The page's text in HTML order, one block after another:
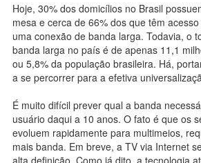
Hoje, 30% dos domicílios no Brasil
mesa e cerca de 66% dos que têm
uma conexão de banda larga. Todavia, o
banda larga no país é de apenas 11,1
ou 5,8% da população brasileira. Há,
a se percorrer para a efetiva
É muito difícil prever qual a banda
usuário daqui a 10 anos. O fato é que os
evoluem rapidamente para multimeios,
mais banda. Em breve, a TV via Internet
alta definição. Como já dito, a tecnologia